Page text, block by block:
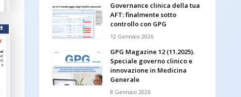
Governance clinica della tua
AFT: finalmente sotto
controllo con GPG
12 Gennaio 2026
GPG Magazine 12 (11.2025).
Speciale governo clinico e
innovazione in Medicina
Generale
8 Gennaio 2026